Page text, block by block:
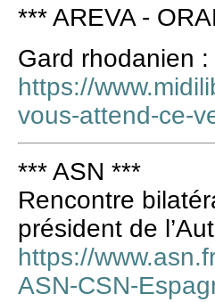
*** AREVA -
Gard rhodanien
https://
vous-attend-ce-
*** ASN ***
Rencontre
président de
https://
ASN-CSN-